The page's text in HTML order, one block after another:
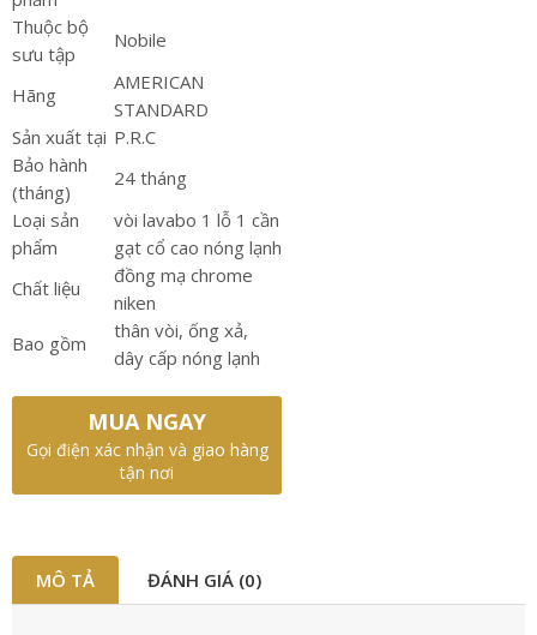
Thuộc bộ
sưu tập
Nobile
Hãng
AMERICAN
STANDARD
Sản xuất tại P.R.C
Bảo hành
(tháng)
24 tháng
Loại sản
phẩm
vòi lavabo 1 lỗ 1 cần
gạt cổ cao nóng lạnh
Chất liệu
đồng mạ chrome
niken
Bao gồm
thân vòi, ống xả,
dây cấp nóng lạnh
MUA NGAY
Gọi điện xác nhận và giao hàng
tận nơi
MÔ TẢ ĐÁNH GIÁ (0)